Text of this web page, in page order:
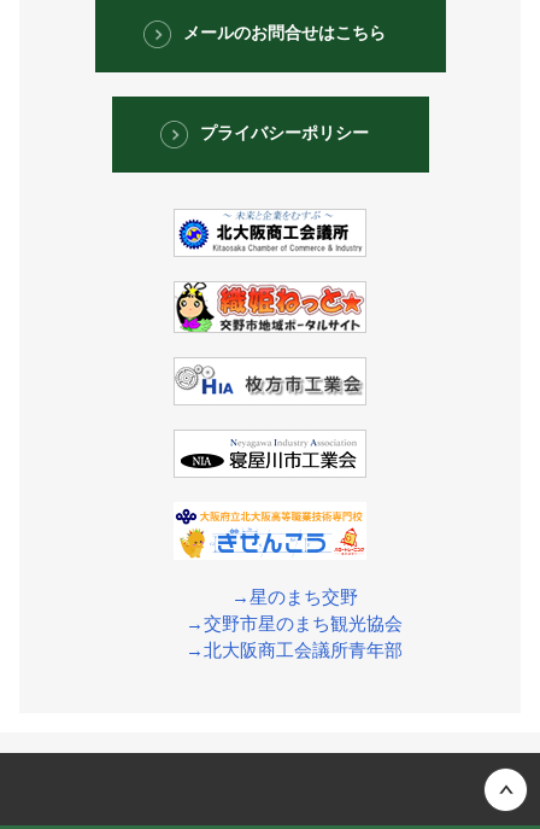
メールのお問合せはこちら
プライバシーポリシー
→星のまち交野
→交野市星のまち観光協会
→北大阪商工会議所青年部